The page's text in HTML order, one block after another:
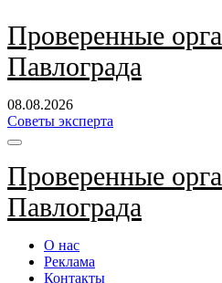
Перейти
к
содержанию
Проверенные
Павлограда
08.08.2026
Советы эксперта
Проверенные
Павлограда
О нас
Реклама
Контакты